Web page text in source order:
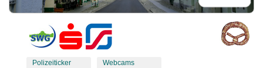
Polizeiticker
Webcams